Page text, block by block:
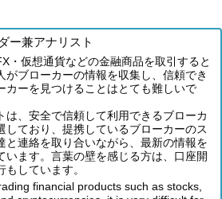
ー兼アナリスト
・仮想通貨などの金融商品を取引すると
がブローカーの情報を収集し、信頼でき
カーを見つけることはとても難しいで
は、安全で信頼して利用できるブローカ
しており、提携しているブローカーのス
と連絡を取り合いながら、最新の情報を
います。言葉の壁を感じる方は、口座開
もしています。
financial products such as stocks,